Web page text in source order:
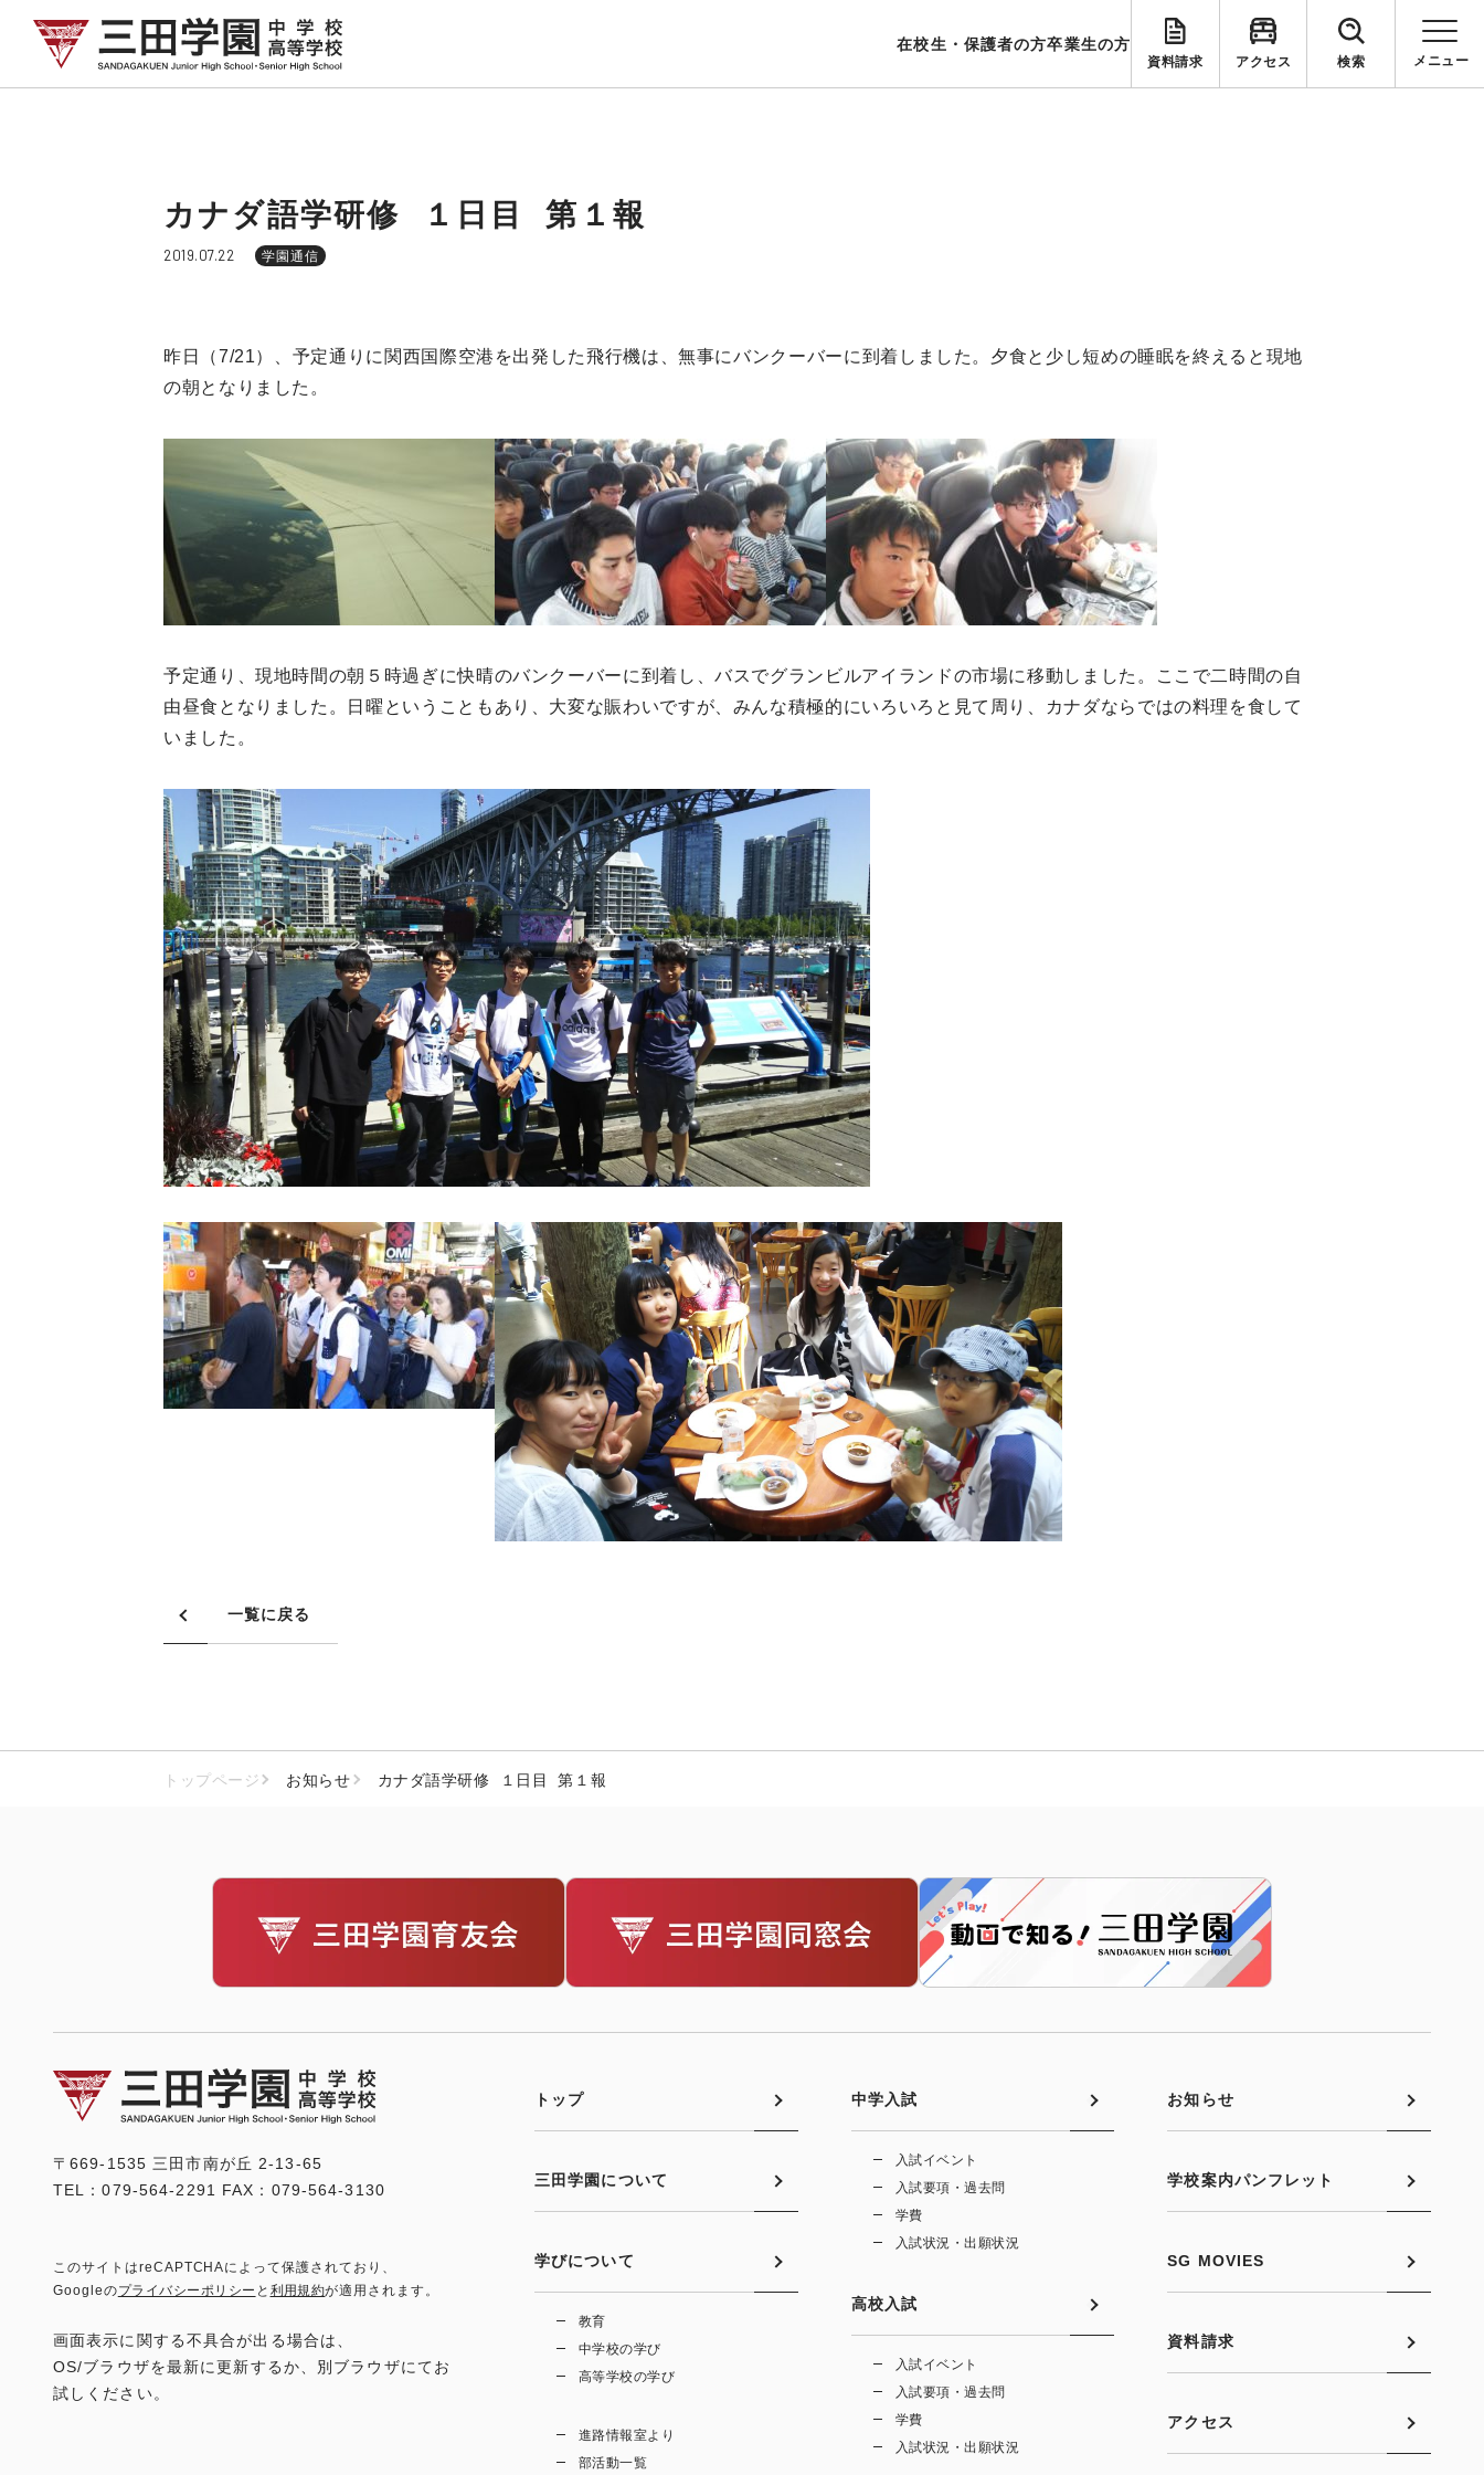
在校生・保護者の方卒業生の方
資料請求 アクセス 検索
カナダ語学研修 １日目 第１報
2019.07.22 学園通信
昨日（7/21）、予定通りに関西国際空港を出発した飛行機は、無事にバンクーバーに到着しました。夕食と少し短めの睡眠を終えると現地
の朝となりました。
予定通り、現地時間の朝５時過ぎに快晴のバンクーバーに到着し、バスでグランビルアイランドの市場に移動しました。ここで二時間の自
由昼食となりました。日曜ということもあり、大変な賑わいですが、みんな積極的にいろいろと見て周り、カナダならではの料理を食して
いました。
一覧に戻る
トップページ お知らせ カナダ語学研修 １日目 第１報
〒669-1535 三田市南が丘 2-13-65
TEL：079-564-2291 FAX：079-564-3130
このサイトはreCAPTCHAによって保護されており、
Googleのプライバシーポリシー と 利用規約が適用されます。
画面表示に関する不具合が出る場合は、
OS/ブラウザを最新に更新するか、別ブラウザにてお
試しください。
トップ
三田学園について
学びについて
教育
中学校の学び
高等学校の学び
進路情報室より
部活動一覧
中学入試
入試イベント
入試要項・過去問
学費
入試状況・出願状況
高校入試
入試イベント
入試要項・過去問
学費
入試状況・出願状況
お知らせ
学校案内パンフレット
SG MOVIES
資料請求
アクセス